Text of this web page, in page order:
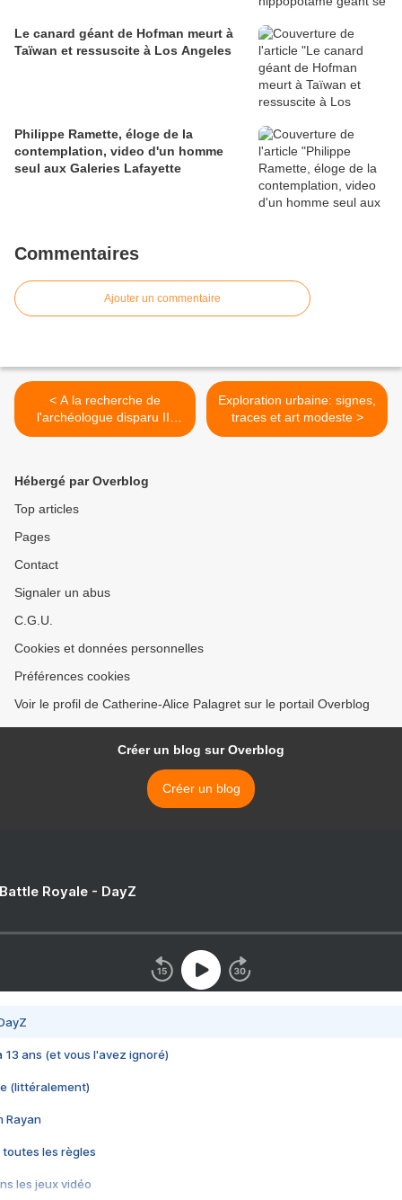
Le canard géant de Hofman meurt à
Taïwan et ressuscite à Los Angeles
Philippe Ramette, éloge de la
contemplation, video d'un homme
seul aux Galeries Lafayette
Commentaires
Ajouter un commentaire
< A la recherche de
l'archéologue disparu II:
témoignage du
Exploration urbaine: signes,
traces et art modeste >
Hébergé par Overblog
Top articles
Pages
Contact
Signaler un abus
C.G.U.
Cookies et données personnelles
Préférences cookies
Voir le profil de Catherine-Alice Palagret sur le portail Overblog
Créer un blog sur Overblog
Créer un blog
Royale - DayZ
13 ans (et vous l'avez ignoré)
(littéralement)
Rayan
toutes les règles
les jeux vidéo